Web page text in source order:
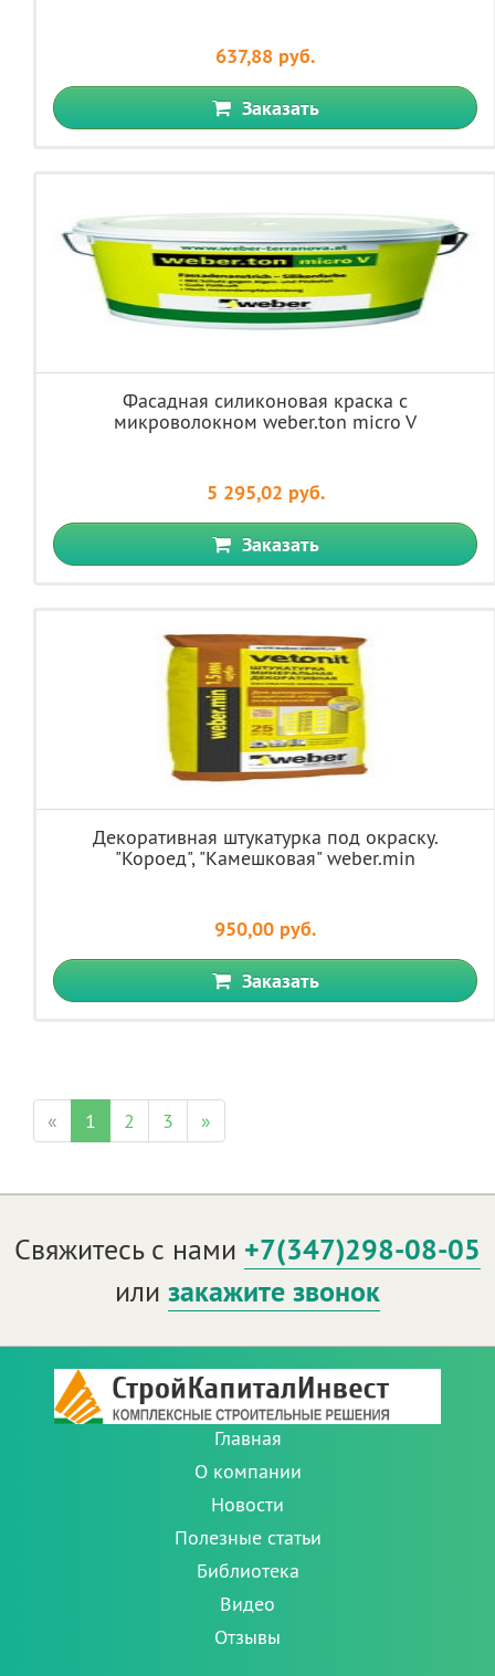
637,88 руб.
Заказать
Фасадная силиконовая краска с
микроволокном weber.ton micro V
5 295,02 руб.
Заказать
Декоративная штукатурка под окраску.
"Короед", "Камешковая" weber.min
950,00 руб.
Заказать
« 1 2 3 »
Свяжитесь с нами +7(347)298-08-05
или закажите звонок
Главная
О компании
Новости
Полезные статьи
Библиотека
Видео
Отзывы